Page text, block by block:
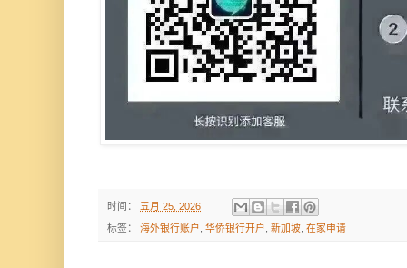
时间： 五月 25, 2026
标签： 海外银行账户 华侨银行开户 新加坡 在家申请